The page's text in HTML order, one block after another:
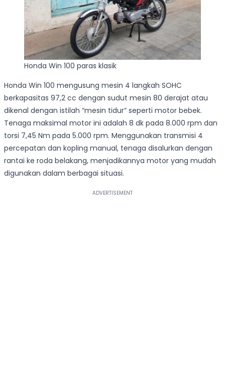
Honda Win 100 paras klasik
Honda Win 100 mengusung mesin 4 langkah SOHC
berkapasitas 97,2 cc dengan sudut mesin 80 derajat atau
dikenal dengan istilah “mesin tidur” seperti motor bebek.
Tenaga maksimal motor ini adalah 8 dk pada 8.000 rpm dan
torsi 7,45 Nm pada 5.000 rpm. Menggunakan transmisi 4
percepatan dan kopling manual, tenaga disalurkan dengan
rantai ke roda belakang, menjadikannya motor yang mudah
digunakan dalam berbagai situasi.